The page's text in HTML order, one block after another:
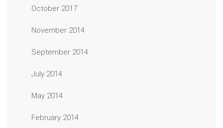
October 2017
November 2014
September 2014
July 2014
May 2014
February 2014